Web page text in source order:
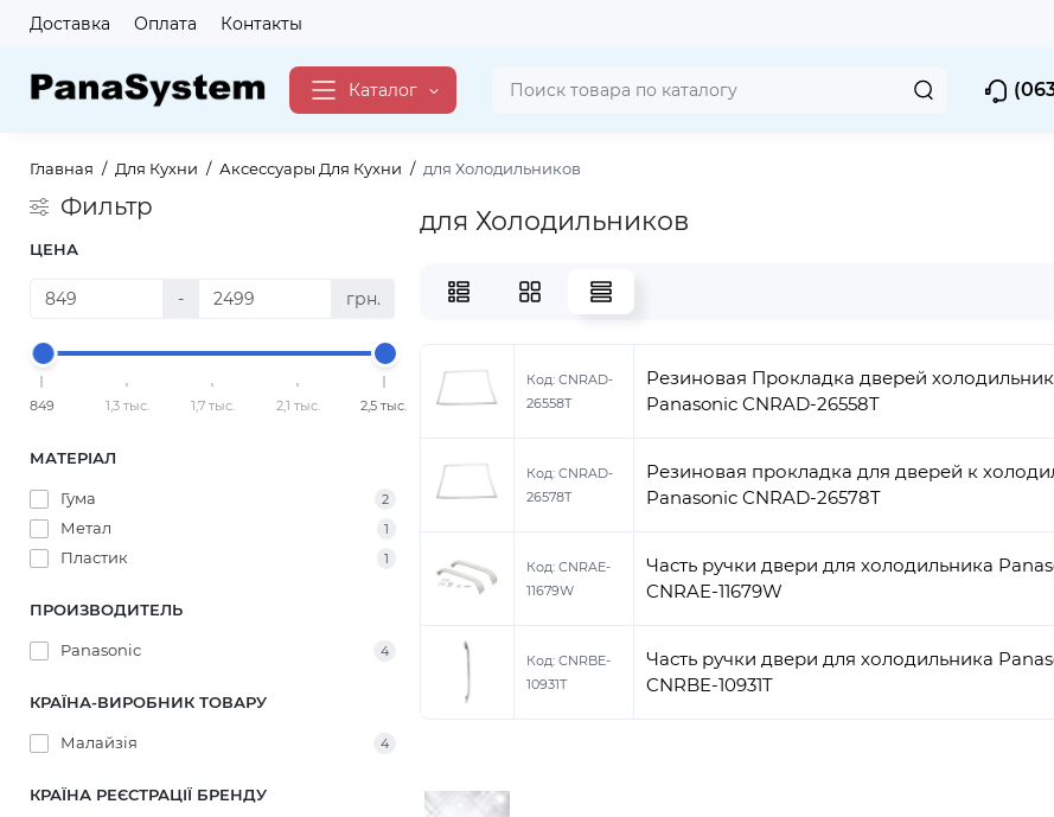
Доставка Оплата Контакты
Каталог
Главная Для Кухни Аксессуары Для Кухни для Холодильников
Фильтр
ЦЕНА
- грн.
849 1,3 тыс. 1,7 тыс. 2,1 тыс. 2,5 тыс.
МАТЕРІАЛ
Гума 2
Метал 1
Пластик 1
ПРОИЗВОДИТЕЛЬ
Panasonic 4
КРАЇНА-ВИРОБНИК ТОВАРУ
Малайзія 4
КРАЇНА РЕЄСТРАЦІЇ БРЕНДУ
для Холодильников
Код: CNRAD-
26558T
Резиновая Прокладка дверей
Panasonic CNRAD-26558T
Код: CNRAD-
26578T
Резиновая прокладка для дверей к холодильнику
Panasonic CNRAD-26578T
Код: CNRAE-
11679W
Часть ручки двери для холодильника
CNRAE-11679W
Код: CNRBE-
10931T
Часть ручки двери для холодильника
CNRBE-10931T